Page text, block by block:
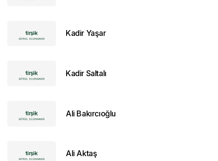
Kadir Yaşar
Kadir Saltalı
Ali Bakırcıoğlu
Ali Aktaş